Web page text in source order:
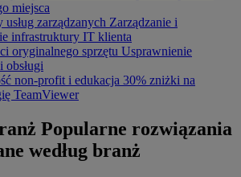
miejsca
usług zarządzanych Zarządzanie i
infrastruktury IT klienta
oryginalnego sprzętu Usprawnienie
obsługi
non-profit i edukacja 30% zniżki na
TeamViewer
Popularne rozwiązania
według branż